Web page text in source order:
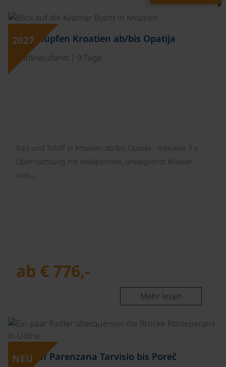
2027
Inselhüpfen Kroatien ab/bis Opatija
Radkreuzfahrt | 9 Tage
Rad und Schiff in Kroatien ab/bis Opatija - inklusive 7 x
Übernachtung mit Halbpension, unbegrenzt Wasser
vom…
ab € 776,-
Mehr lesen
©
NEU
Best of Parenzana Tarvisio bis Poreč